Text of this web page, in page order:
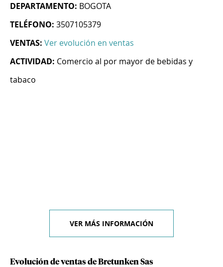
DEPARTAMENTO: BOGOTA
TELÉFONO: 3507105379
VENTAS: Ver evolución en ventas
ACTIVIDAD: Comercio al por mayor de bebidas y
tabaco
VER MÁS INFORMACIÓN
Evolución de ventas de Bretunken Sas